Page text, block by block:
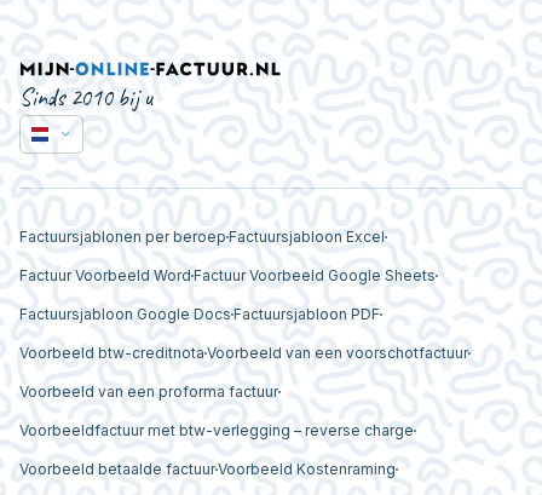
Sinds 2010 bij u
Factuursjablonen per beroep Factuursjabloon Excel
Factuur Voorbeeld Word Factuur Voorbeeld Google Sheets
Factuursjabloon Google Docs Factuursjabloon PDF
Voorbeeld btw-creditnota Voorbeeld van een voorschotfactuur
Voorbeeld van een proforma factuur
Voorbeeldfactuur met btw-verlegging – reverse charge
Voorbeeld betaalde factuurVoorbeeld Kostenraming